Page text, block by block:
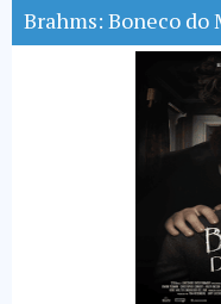
Brahms: Boneco do